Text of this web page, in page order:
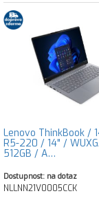
Lenovo ThinkBook /
R5-220 / 14" /
512GB / A…
Dostupnost: na dotaz
NLLNN21V0005CCK